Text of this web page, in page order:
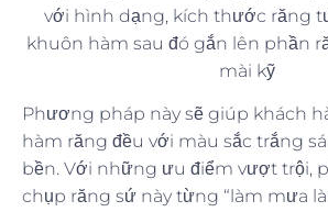
với hình dạng, kích thước răng
khuôn hàm sau đó gắn lên phần
mài kỹ
Phương pháp này sẽ giúp khách
hàm răng đều với màu sắc trắng
bền. Với những ưu điểm vượt trội,
chụp răng sứ này từng “làm mưa